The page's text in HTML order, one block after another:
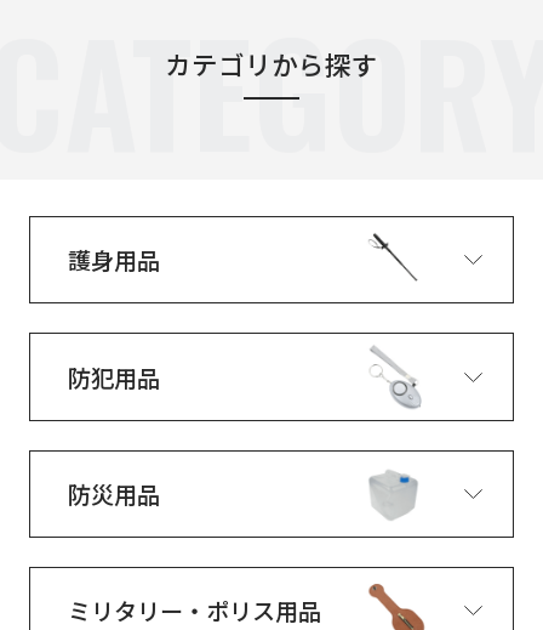
カテゴリから探す
護身用品
防犯用品
防災用品
ミリタリー・ポリス用品